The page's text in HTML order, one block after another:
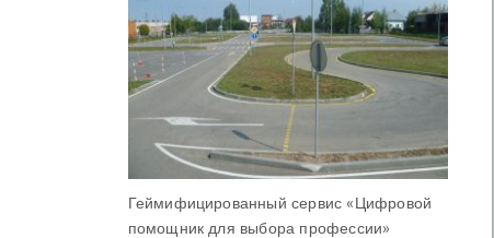
Геймифицированный сервис «Цифровой
помощник для выбора профессии»